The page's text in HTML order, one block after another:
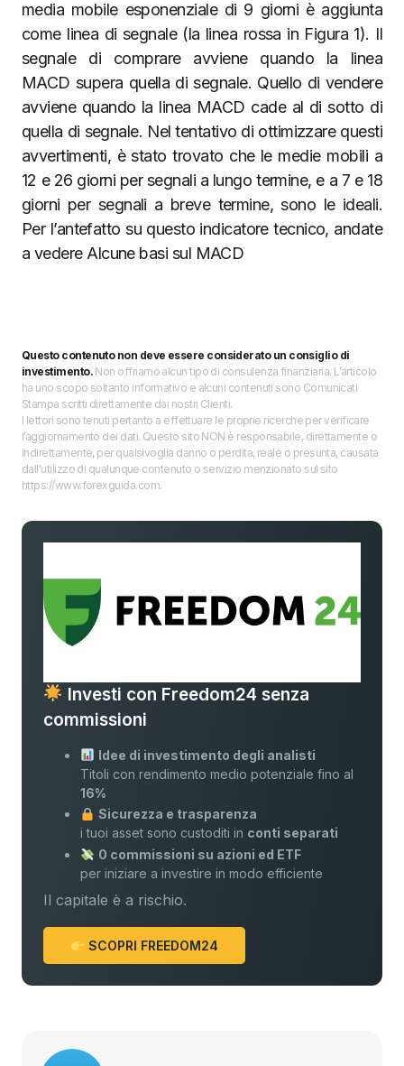
media mobile esponenziale di 9 giorni è aggiunta
come linea di segnale (la linea rossa in Figura 1). Il
segnale di comprare avviene quando la linea
MACD supera quella di segnale. Quello di vendere
avviene quando la linea MACD cade al di sotto di
quella di segnale. Nel tentativo di ottimizzare questi
avvertimenti, è stato trovato che le medie mobili a
12 e 26 giorni per segnali a lungo termine, e a 7 e 18
giorni per segnali a breve termine, sono le ideali.
Per l’antefatto su questo indicatore tecnico, andate
a vedere Alcune basi sul MACD
Questo contenuto non deve essere considerato un consiglio di
investimento.Non offriamo alcun tipo di consulenza finanziaria. L’articolo
ha uno scopo soltanto informativo e alcuni contenuti sono Comunicati
Stampa scritti direttamente dai nostri Clienti.
I lettori sono tenuti pertanto a effettuare le proprie ricerche per verificare
l’aggiornamento dei dati. Questo sito NON è responsabile, direttamente o
indirettamente, per qualsivoglia danno o perdita, reale o presunta, causata
dall'utilizzo di qualunque contenuto o servizio menzionato sul sito
https://www.forexguida.com.
Investi con Freedom24 senza
commissioni
Idee di investimento degli analisti
Titoli con rendimento medio potenziale fino al
16%
Sicurezza e trasparenza
i tuoi asset sono custoditi in conti separati
0 commissioni su azioni ed ETF
per iniziare a investire in modo efficiente
Il capitale è a rischio.
SCOPRI FREEDOM24